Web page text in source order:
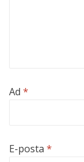
Ad *
E-posta *